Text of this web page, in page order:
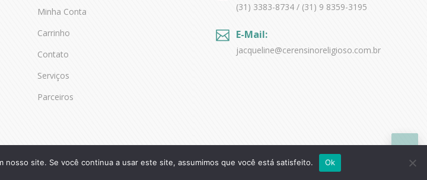
Minha Conta
Carrinho
Contato
Serviços
Parceiros
(31) 3383-8734 / (31) 9 8359-3195
E-Mail:
jacqueline@cerensinoreligioso.com.br
site. Se você continua a usar este site, assumimos que você está satisfeito. Ok